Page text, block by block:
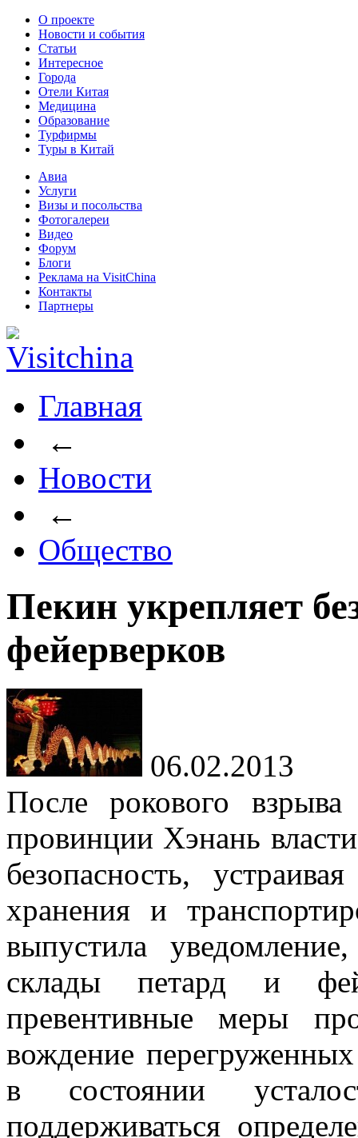
О проекте
Новости и события
Статьи
Интересное
Города
Отели Китая
Медицина
Образование
Турфирмы
Туры в Китай
Авиа
Услуги
Визы и посольства
Фотогалереи
Видео
Форум
Блоги
Реклама на VisitChina
Контакты
Партнеры
Главная
←
Новости
←
Общество
Пекин укрепляет
фейерверков
06.02.2013
После рокового
провинции Хэнань
безопасность,
хранения и
выпустила
склады петард и
превентивные меры
вождение
в состоянии
поддерживаться